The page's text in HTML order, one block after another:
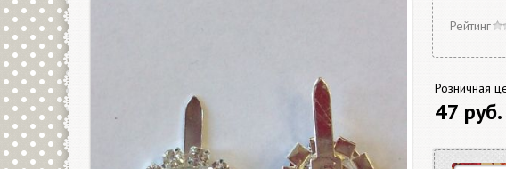
Рейтинг
Розничная
47 руб.